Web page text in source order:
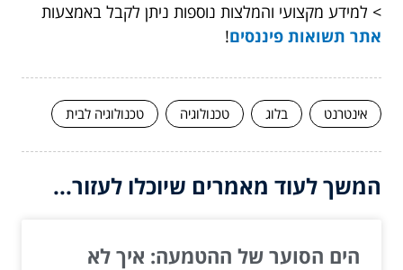
> למידע מקצועי והמלצות נוספות ניתן לקבל באמצעות
אתר תשואות פיננסים!
אינטרנט בלוג טכנולוגיה טכנולוגיה לבית
המשך לעוד מאמרים שיוכלו לעזור...
הים הסוער של ההטמעה: איך לא